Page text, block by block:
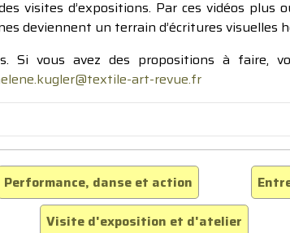
visites d’expositions. Par ces vidéos plus
deviennent un terrain d’écritures visuelles
Si vous avez des propositions à faire,
art-revue.fr
Performance, danse et action
Visite d'exposition et d'atelier